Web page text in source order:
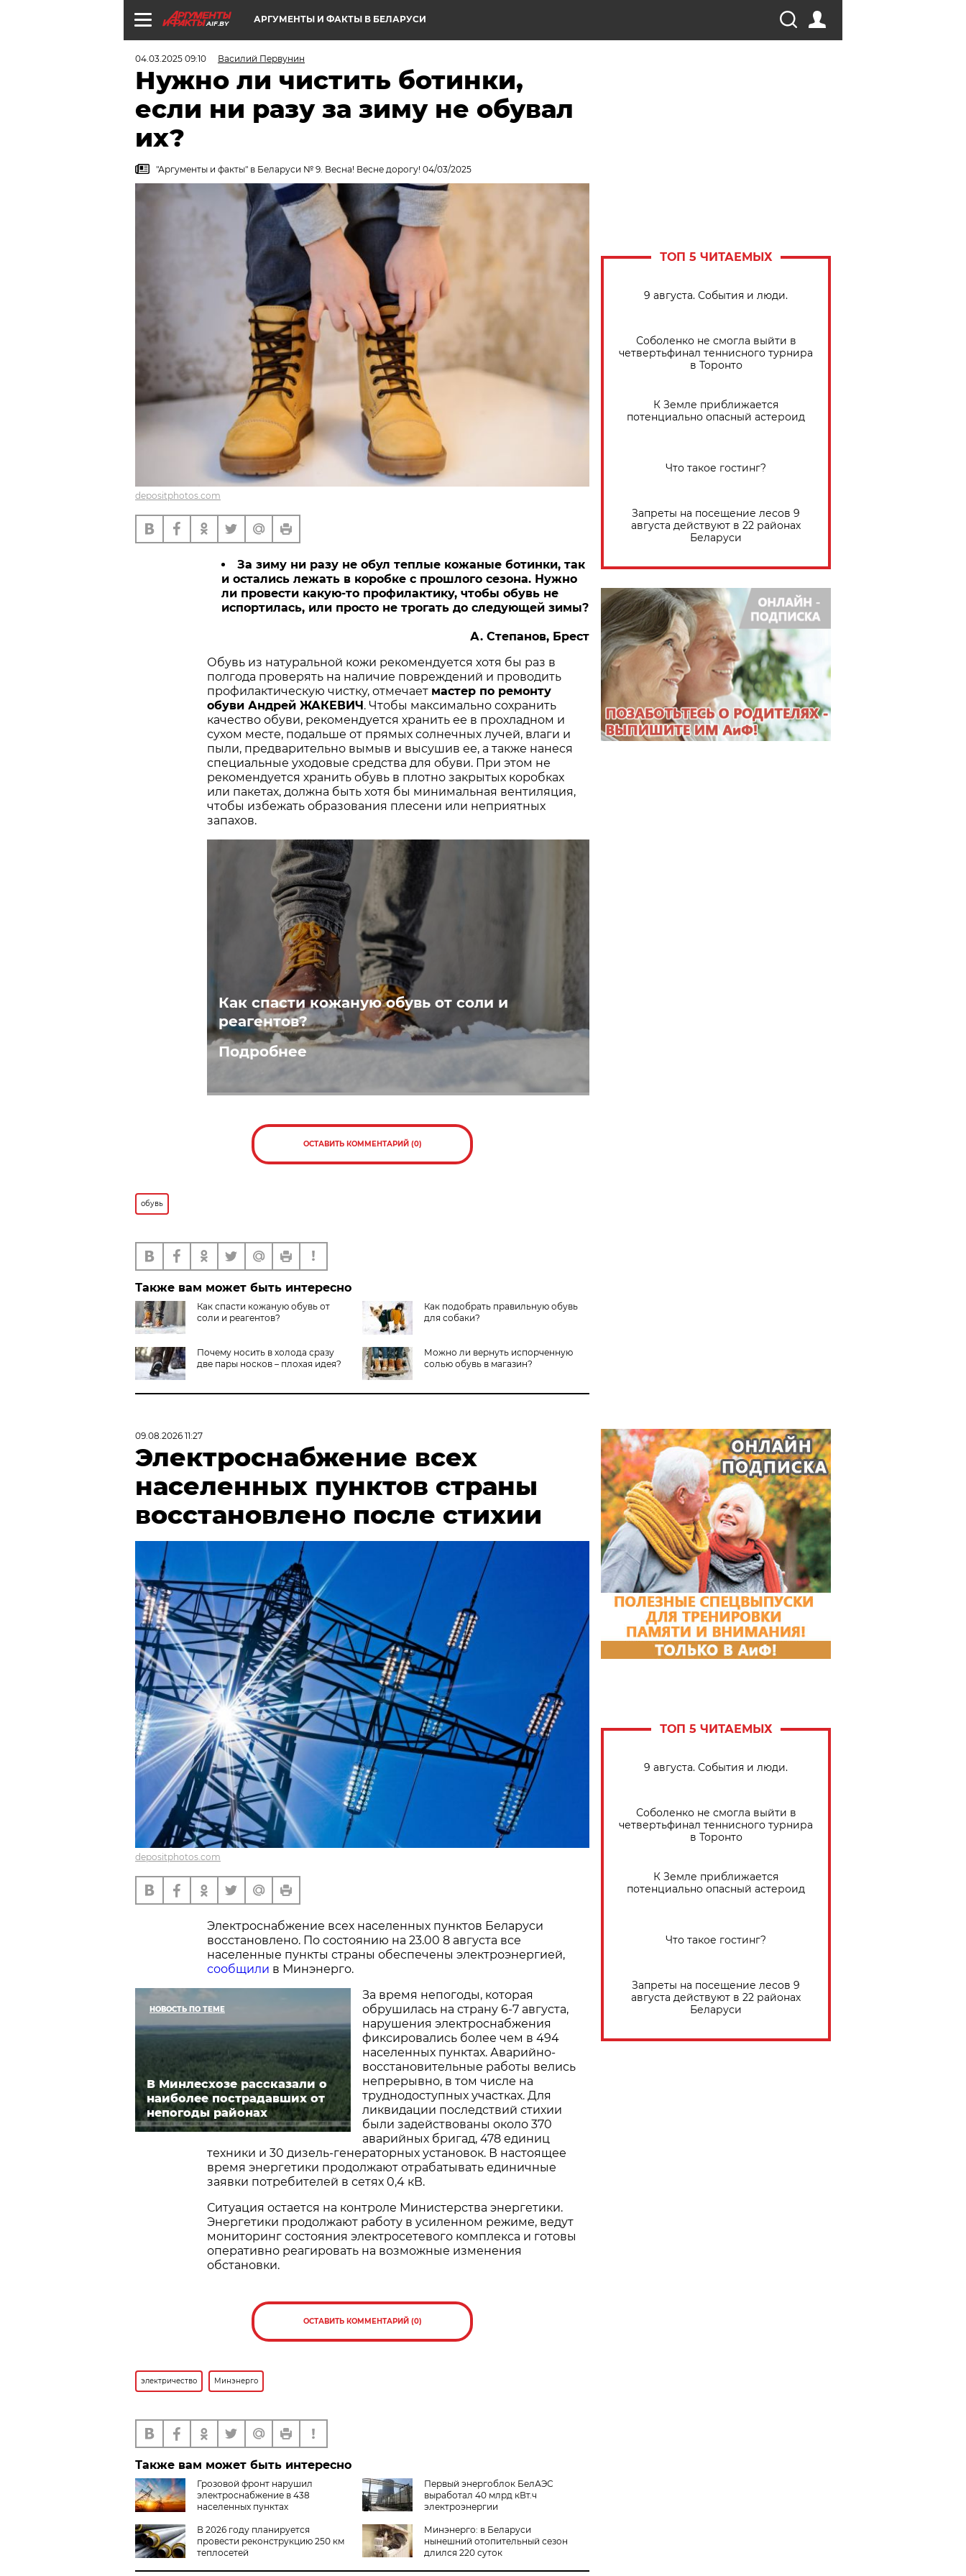
AIF.BY АРГУМЕНТЫ И ФАКТЫ В БЕЛАРУСИ
04.03.2025 09:10 Василий Первунин
Нужно ли чистить ботинки,
если ни разу за зиму не обувал
их?
"Аргументы и факты" в Беларуси № 9. Весна! Весне дорогу! 04/03/2025
depositphotos.com
За зиму ни разу не обул теплые кожаные ботинки, так
и остались лежать в коробке с прошлого сезона. Нужно
ли провести какую-то профилактику, чтобы обувь не
испортилась, или просто не трогать до следующей зимы?
А. Степанов, Брест
Обувь из натуральной кожи рекомендуется хотя бы раз в
полгода проверять на наличие повреждений и проводить
профилактическую чистку, отмечает мастер по ремонту
обуви Андрей ЖАКЕВИЧ. Чтобы максимально сохранить
качество обуви, рекомендуется хранить ее в прохладном и
сухом месте, подальше от прямых солнечных лучей, влаги и
пыли, предварительно вымыв и высушив ее, а также нанеся
специальные уходовые средства для обуви. При этом не
рекомендуется хранить обувь в плотно закрытых коробках
или пакетах, должна быть хотя бы минимальная вентиляция,
чтобы избежать образования плесени или неприятных
запахов.
Как спасти кожаную обувь от соли и
реагентов?
Подробнее
ОСТАВИТЬ КОММЕНТАРИЙ (0)
обувь
Также вам может быть интересно
Как спасти кожаную обувь от
соли и реагентов?
Как подобрать правильную обувь
для собаки?
Почему носить в холода сразу
две пары носков – плохая идея?
Можно ли вернуть испорченную
солью обувь в магазин?
ТОП 5 ЧИТАЕМЫХ
9 августа. События и люди.
Соболенко не смогла выйти в
четвертьфинал теннисного турнира
в Торонто
К Земле приближается
потенциально опасный астероид
Что такое гостинг?
Запреты на посещение лесов 9
августа действуют в 22 районах
Беларуси
09.08.2026 11:27
Электроснабжение всех
населенных пунктов страны
восстановлено после стихии
depositphotos.com
Электроснабжение всех населенных пунктов Беларуси
восстановлено. По состоянию на 23.00 8 августа все
населенные пункты страны обеспечены электроэнергией,
сообщили в Минэнерго.
НОВОСТЬ ПО ТЕМЕ
В Минлесхозе рассказали о
наиболее пострадавших от
непогоды районах
За время непогоды, которая
обрушилась на страну 6-7 августа,
нарушения электроснабжения
фиксировались более чем в 494
населенных пунктах. Аварийно-
восстановительные работы велись
непрерывно, в том числе на
труднодоступных участках. Для
ликвидации последствий стихии
были задействованы около 370
аварийных бригад, 478 единиц
техники и 30 дизель-генераторных установок. В настоящее
время энергетики продолжают отрабатывать единичные
заявки потребителей в сетях 0,4 кВ.
Ситуация остается на контроле Министерства энергетики.
Энергетики продолжают работу в усиленном режиме, ведут
мониторинг состояния электросетевого комплекса и готовы
оперативно реагировать на возможные изменения
обстановки.
ОСТАВИТЬ КОММЕНТАРИЙ (0)
электричество Минэнерго
Также вам может быть интересно
Грозовой фронт нарушил
электроснабжение в 438
населенных пунктах
Первый энергоблок БелАЭС
выработал 40 млрд кВт.ч
электроэнергии
В 2026 году планируется
провести реконструкцию 250 км
теплосетей
Минэнерго: в Беларуси
нынешний отопительный сезон
длился 220 суток
ТОП 5 ЧИТАЕМЫХ
9 августа. События и люди.
Соболенко не смогла выйти в
четвертьфинал теннисного турнира
в Торонто
К Земле приближается
потенциально опасный астероид
Что такое гостинг?
Запреты на посещение лесов 9
августа действуют в 22 районах
Беларуси